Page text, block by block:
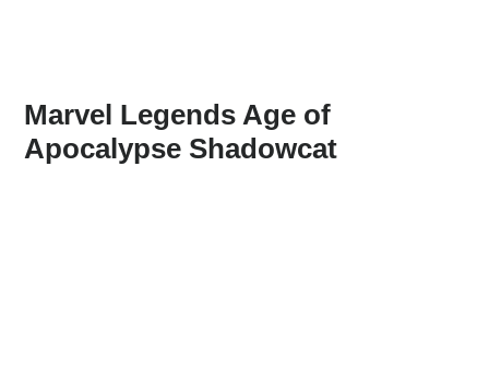
Marvel Legends Age of
Apocalypse Shadowcat